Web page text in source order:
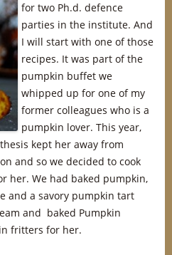
for two Ph.d. defence
parties in the institute. And
I will start with one of those
recipes. It was part of the
pumpkin buffet we
whipped up for one of my
former colleagues who is a
pumpkin lover. This year,
kept her away from
and so we decided to cook
her. We had baked pumpkin,
and a savory pumpkin tart
and baked Pumpkin
fritters for her.